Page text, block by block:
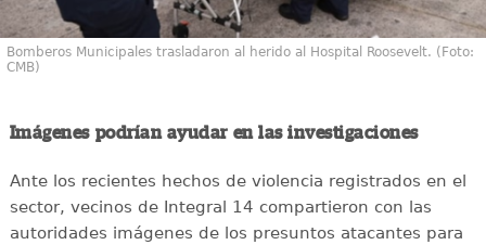
Bomberos Municipales trasladaron al herido al Hospital Roosevelt. (Foto:
CMB)
Imágenes podrían ayudar en las investigaciones
Ante los recientes hechos de violencia registrados en el
sector, vecinos de Integral 14 compartieron con las
autoridades imágenes de los presuntos atacantes para